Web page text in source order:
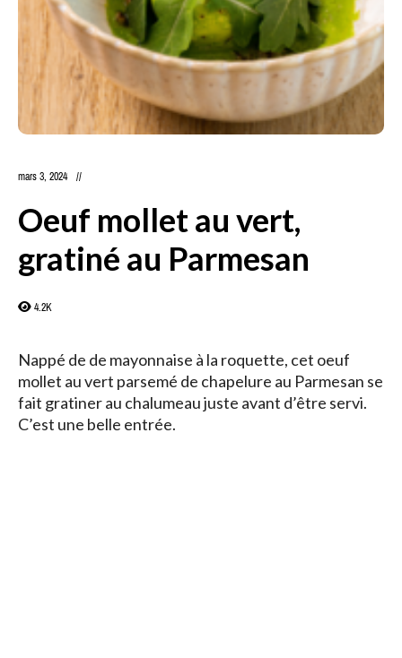
mars 3, 2024
Oeuf mollet au vert,
gratiné au Parmesan
4.2K
Nappé de de mayonnaise à la roquette, cet oeuf
mollet au vert parsemé de chapelure au Parmesan se
fait gratiner au chalumeau juste avant d’être servi.
C’est une belle entrée.